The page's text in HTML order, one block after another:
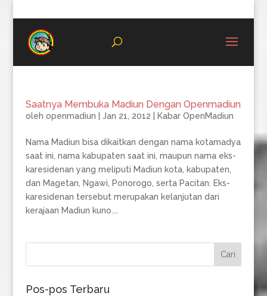
Saatnya Membuka Madiun Dengan Openmadiun
oleh openmadiun Jan 21, 2012 Kabar OpenMadiun
Nama Madiun bisa dikaitkan dengan nama kotamadya
saat ini, nama kabupaten saat ini, maupun nama eks-
karesidenan yang meliputi Madiun kota, kabupaten,
dan Magetan, Ngawi, Ponorogo, serta Pacitan. Eks-
karesidenan tersebut merupakan kelanjutan dari
kerajaan Madiun kuno....
Pos-pos Terbaru